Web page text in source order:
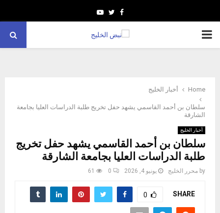
Facebook
Twitter
Youtube
PRIMARY
Home أخبار الخليج
سلطان بن أحمد القاسمي يشهد حفل تخريج طلبة الدراسات العليا بجامعة
الشارقة
أخبار الخليج
سلطان بن أحمد القاسمي يشهد حفل تخريج
طلبة الدراسات العليا بجامعة الشارقة
by محرر الخليج يونيو 4, 2026 0
61
SHARE
0